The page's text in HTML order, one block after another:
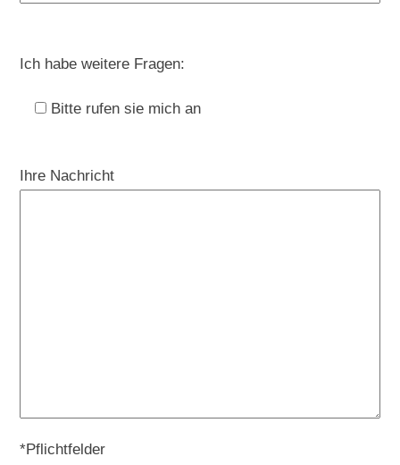
Ich habe weitere Fragen:
Bitte rufen sie mich an
Ihre Nachricht
*Pflichtfelder